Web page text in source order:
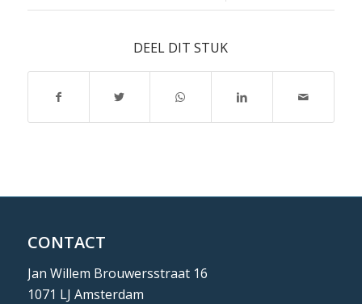
DEEL DIT STUK
CONTACT
Jan Willem Brouwersstraat 16
1071 LJ Amsterdam